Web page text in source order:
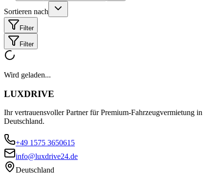
Sortieren nach
Filter
Filter
Wird geladen...
LUXDRIVE
Ihr vertrauensvoller Partner für Premium-Fahrzeugvermietung in
Deutschland.
+49 1575 3650615
info@luxdrive24.de
Deutschland